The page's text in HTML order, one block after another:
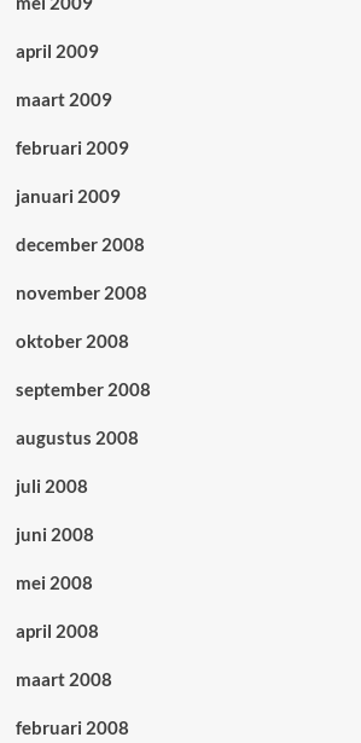
april 2009
maart 2009
februari 2009
januari 2009
december 2008
november 2008
oktober 2008
september 2008
augustus 2008
juli 2008
juni 2008
mei 2008
april 2008
maart 2008
februari 2008